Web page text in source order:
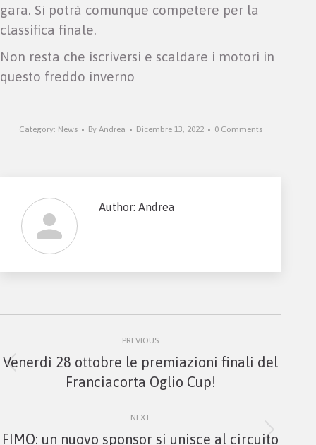
gara. Si potrà comunque competere per la
classifica finale.
Non resta che iscriversi e scaldare i motori in
questo freddo inverno
Category: News By Andrea Dicembre 13, 2022 0 Comments
Author: Andrea
navigation
PREVIOUS
Previous
post:
Venerdì 28 ottobre le premiazioni finali del
Franciacorta Oglio Cup!
NEXT
Next
FIMO: un nuovo sponsor si unisce al circuito